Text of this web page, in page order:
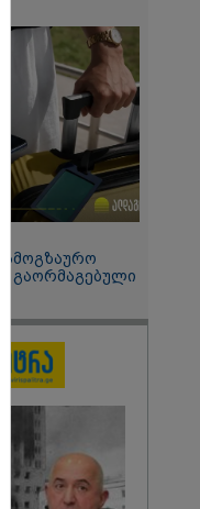
გაორმაგებული